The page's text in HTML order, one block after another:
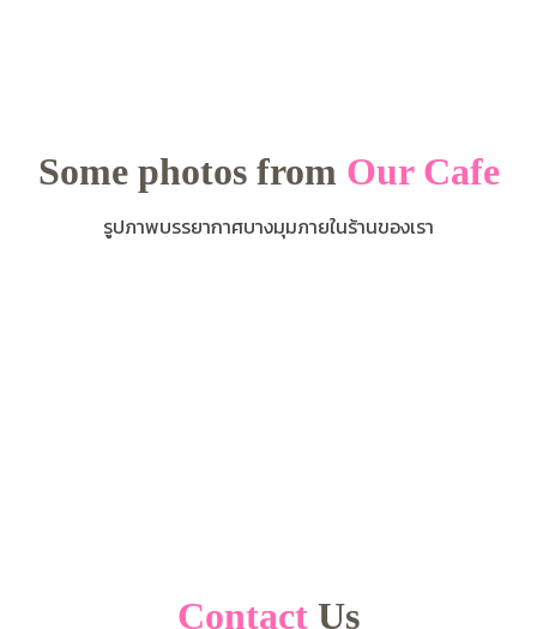
Some photos from Our Cafe
รูปภาพบรรยากาศบางมุมภายในร้านของเรา
Contact Us